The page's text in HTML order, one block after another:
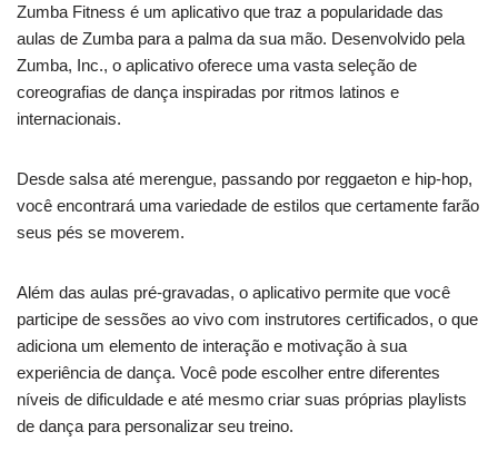
Zumba Fitness é um aplicativo que traz a popularidade das
aulas de Zumba para a palma da sua mão. Desenvolvido pela
Zumba, Inc., o aplicativo oferece uma vasta seleção de
coreografias de dança inspiradas por ritmos latinos e
internacionais.
Desde salsa até merengue, passando por reggaeton e hip-hop,
você encontrará uma variedade de estilos que certamente farão
seus pés se moverem.
Além das aulas pré-gravadas, o aplicativo permite que você
participe de sessões ao vivo com instrutores certificados, o que
adiciona um elemento de interação e motivação à sua
experiência de dança. Você pode escolher entre diferentes
níveis de dificuldade e até mesmo criar suas próprias playlists
de dança para personalizar seu treino.